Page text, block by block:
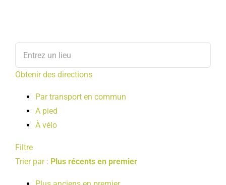
Obtenir des directions
Par transport en commun
A pied
À vélo
Filtre
Trier par : Plus récents en premier